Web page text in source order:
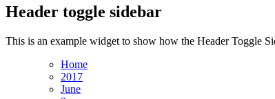
Header toggle sidebar
This is an example widget to show how the Header Toggle
Home
2017
June